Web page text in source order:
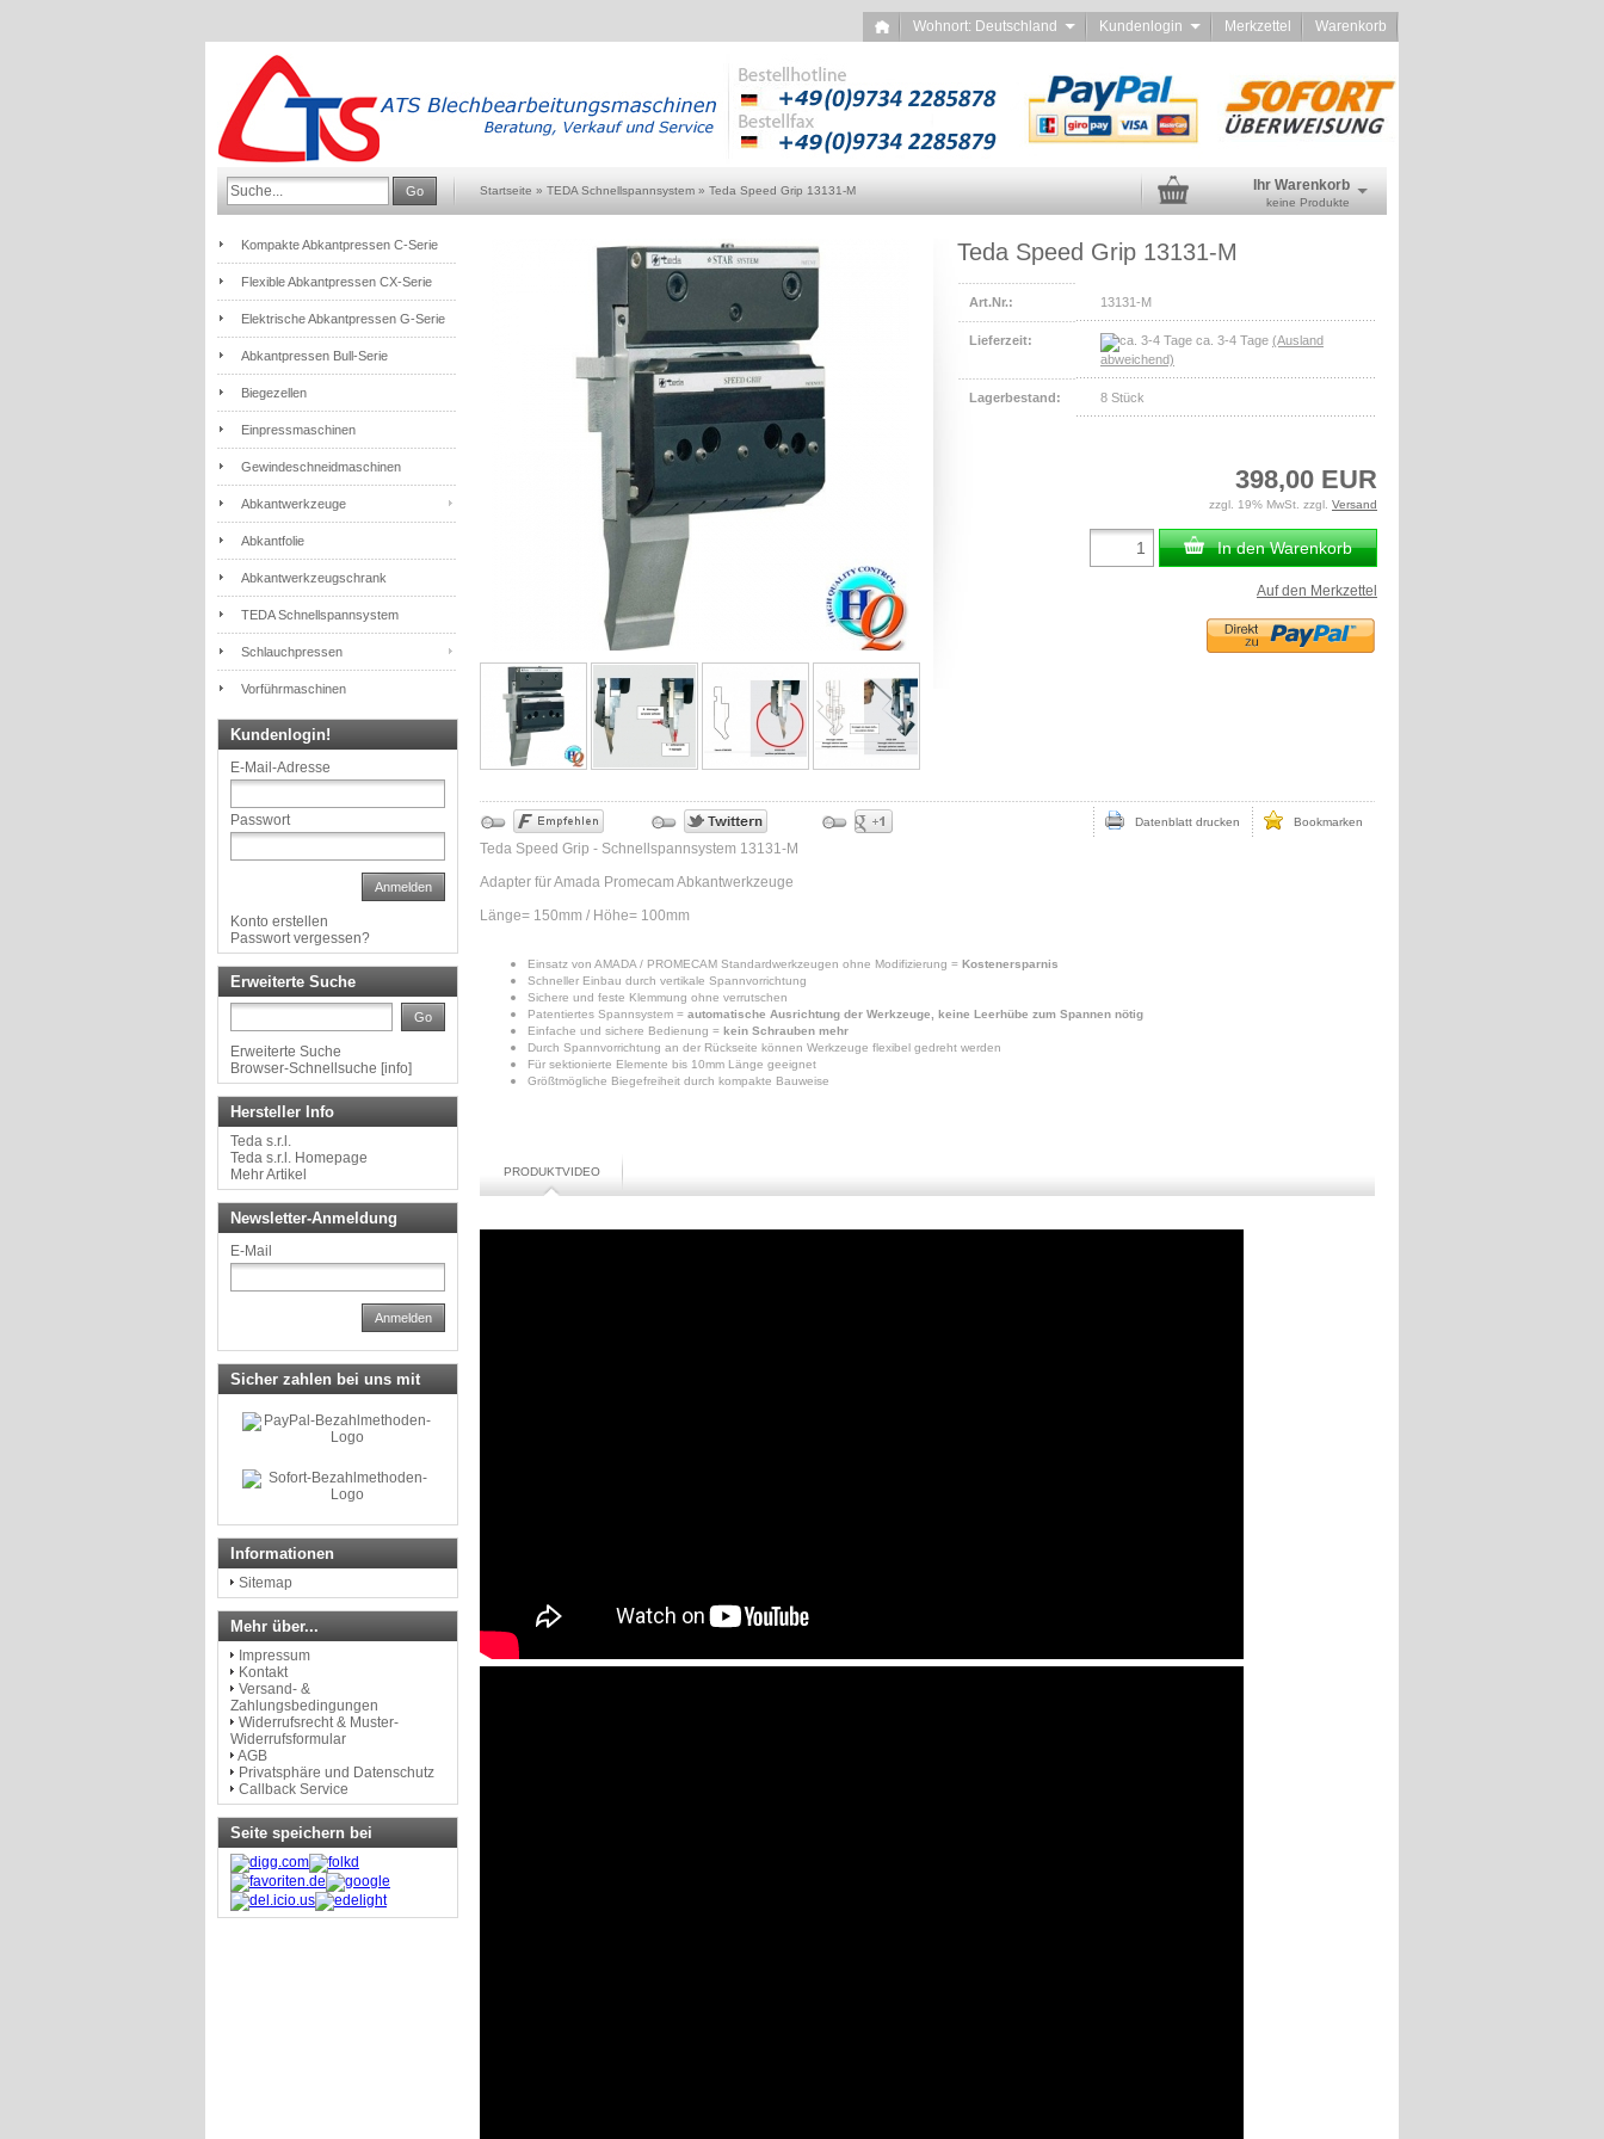
Wohnort: Deutschland Kundenlogin Merkzettel Warenkorb
Go Startseite » TEDA Schnellspannsystem » Teda Speed Grip 13131-M Ihr Warenkorb
keine Produkte
Teda Speed Grip 13131-M
Art.Nr.: 13131-M
Lieferzeit: ca. 3-4 Tage (Ausland
abweichend)
Lagerbestand: 8 Stück
398,00 EUR
zzgl. 19% MwSt. zzgl. Versand
In den Warenkorb
Auf den Merkzettel
Bookmarken
Datenblatt drucken
Teda Speed Grip - Schnellspannsystem 13131-M
Adapter für Amada Promecam Abkantwerkzeuge
Länge= 150mm / Höhe= 100mm
Einsatz von AMADA / PROMECAM Standardwerkzeugen ohne Modifizierung = Kostenersparnis
Schneller Einbau durch vertikale Spannvorrichtung
Sichere und feste Klemmung ohne verrutschen
Patentiertes Spannsystem = automatische Ausrichtung der Werkzeuge, keine Leerhübe zum Spannen nötig
Einfache und sichere Bedienung = kein Schrauben mehr
Durch Spannvorrichtung an der Rückseite können Werkzeuge flexibel gedreht werden
Für sektionierte Elemente bis 10mm Länge geeignet
Größtmögliche Biegefreiheit durch kompakte Bauweise
PRODUKTVIDEO
Kompakte Abkantpressen C-Serie
Flexible Abkantpressen CX-Serie
Elektrische Abkantpressen G-Serie
Abkantpressen Bull-Serie
Biegezellen
Einpressmaschinen
Gewindeschneidmaschinen
Abkantwerkzeuge
Abkantfolie
Abkantwerkzeugschrank
TEDA Schnellspannsystem
Schlauchpressen
Vorführmaschinen
Kundenlogin!
E-Mail-Adresse
Passwort
Anmelden
Konto erstellen
Passwort vergessen?
Erweiterte Suche
Go
Erweiterte Suche
Browser-Schnellsuche [info]
Hersteller Info
Teda s.r.l.
Teda s.r.l. Homepage
Mehr Artikel
Newsletter-Anmeldung
E-Mail
Anmelden
Sicher zahlen bei uns mit
Informationen
Sitemap
Mehr über...
Impressum
Kontakt
Versand- &
Zahlungsbedingungen
Widerrufsrecht & Muster-
Widerrufsformular
AGB
Privatsphäre und Datenschutz
Callback Service
Seite speichern bei